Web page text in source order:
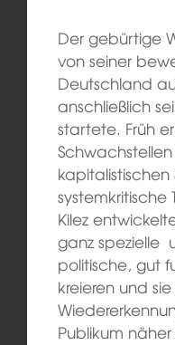
Der gebürtige
von seiner
Deutschland
anschließlich
startete. Früh
Schwachstellen
systemkritische
Kilez
ganz spezielle
politische, gut
kreieren und
Publikum